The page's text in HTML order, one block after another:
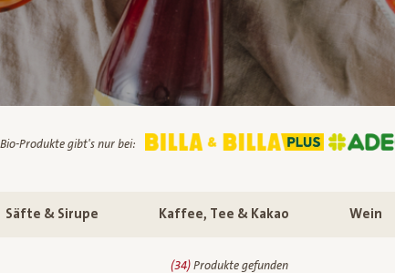
Produkte gibt's nur bei:
Säfte & Sirupe Kaffee, Tee & Kakao Wein
(34)Produkte gefunden